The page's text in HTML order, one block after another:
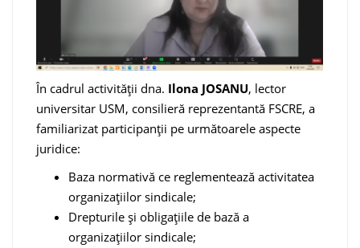
În cadrul activității dna. Ilona JOSANU, lector
universitar USM, consilieră reprezentantă FSCRE, a
familiarizat participanții pe următoarele aspecte
juridice:
Baza normativă ce reglementează activitatea
organizațiilor sindicale;
Drepturile și obligațiile de bază a
organizațiilor sindicale;